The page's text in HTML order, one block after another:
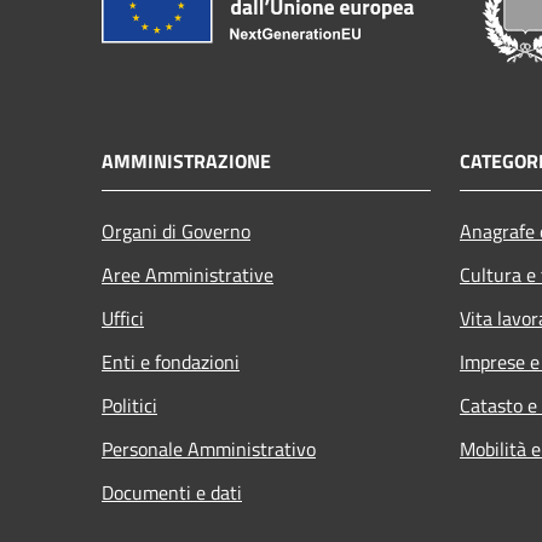
AMMINISTRAZIONE
Organi di Governo
Aree Amministrative
Uffici
Enti e fondazioni
Politici
Personale Amministrativo
Documenti e dati
Cultura
Vita
Imprese
Catasto
Mobilità